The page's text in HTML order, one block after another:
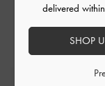
volte lo
delivered
SHOP